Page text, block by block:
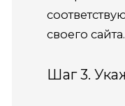
своего сайта.
Шаг 3.